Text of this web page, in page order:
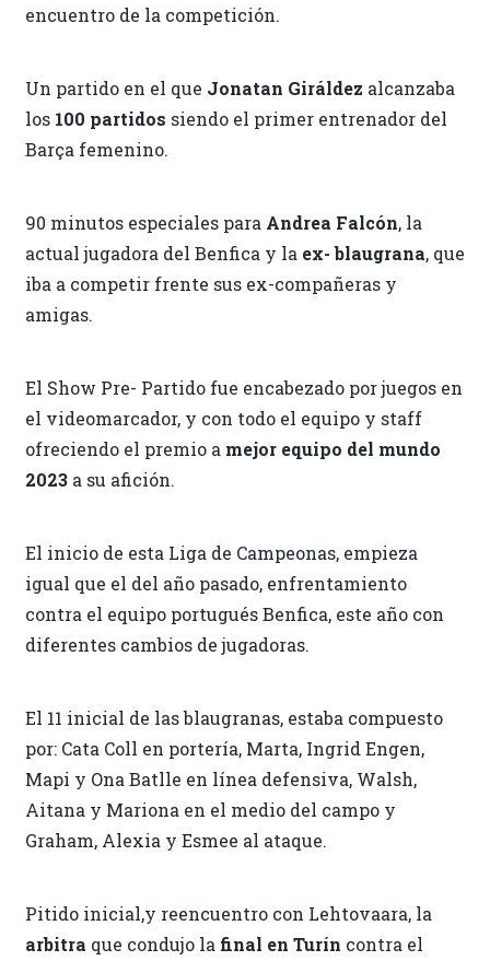
encuentro de la competición.
Un partido en el que Jonatan Giráldez alcanzaba
los 100 partidos siendo el primer entrenador del
Barça femenino.
90 minutos especiales para Andrea Falcón, la
actual jugadora del Benfica y la ex- blaugrana, que
iba a competir frente sus ex-compañeras y
amigas.
El Show Pre- Partido fue encabezado por juegos en
el videomarcador, y con todo el equipo y staff
ofreciendo el premio a mejor equipo del mundo
2023a su afición.
El inicio de esta Liga de Campeonas, empieza
igual que el del año pasado, enfrentamiento
contra el equipo portugués Benfica, este año con
diferentes cambios de jugadoras.
El 11 inicial de las blaugranas, estaba compuesto
por: Cata Coll en portería, Marta, Ingrid Engen,
Mapi y Ona Batlle en línea defensiva, Walsh,
Aitana y Mariona en el medio del campo y
Graham, Alexia y Esmee al ataque.
Pitido inicial,y reencuentro con Lehtovaara, la
arbitra que condujo la final en Turín contra el